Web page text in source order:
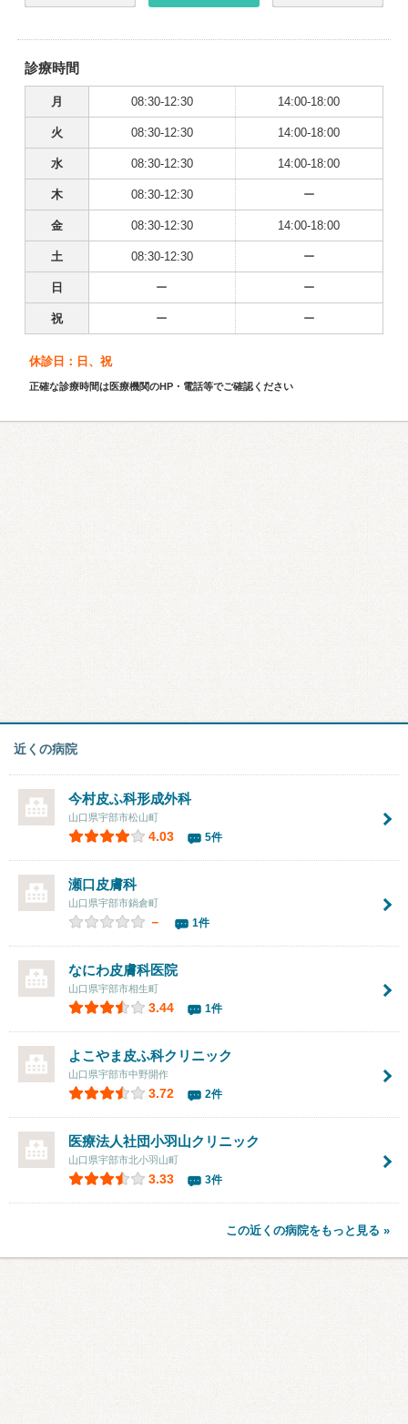
診療時間
月 08:30-12:30 14:00-18:00
火 08:30-12:30 14:00-18:00
水 08:30-12:30 14:00-18:00
木 08:30-12:30 ー
金 08:30-12:30 14:00-18:00
土 08:30-12:30 ー
日 ー ー
祝 ー ー
休診日：日、祝
正確な診療時間は医療機関のHP・電話等でご確認ください
近くの病院
今村皮ふ科形成外科
山口県宇部市松山町
4.03 5件
瀬口皮膚科
山口県宇部市鍋倉町
－ 1件
なにわ皮膚科医院
山口県宇部市相生町
3.44 1件
よこやま皮ふ科クリニック
山口県宇部市中野開作
3.72 2件
医療法人社団小羽山クリニック
山口県宇部市北小羽山町
3.33 3件
この近くの病院をもっと見る »